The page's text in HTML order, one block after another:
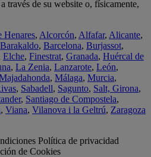
través de su website o, físicamente,
Henares, Alcorcón, Alfafar, Alicante,
Barakaldo, Barcelona, Burjassot,
Elche, Finestrat, Granada, Huércal de
, La Zenia, Lanzarote, León,
, Málaga, Murcia,
, Sabadell, Sagunto, Salt, Girona,
, Santiago de Compostela,
, Viana, Vilanova i la Geltrú, Zaragoza
Política de privacidad
de Cookies